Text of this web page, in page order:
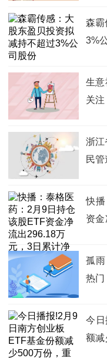
森霸
3%
生意
关注
浙江
民
快
资
孤
热门
今
额减